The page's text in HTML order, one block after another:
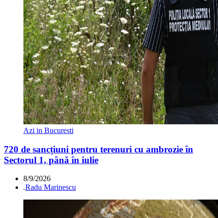
Azi in Bucuresti
720 de sancțiuni pentru terenuri cu ambrozie în
Sectorul 1, până în iulie
8/9/2026
.Radu Marinescu